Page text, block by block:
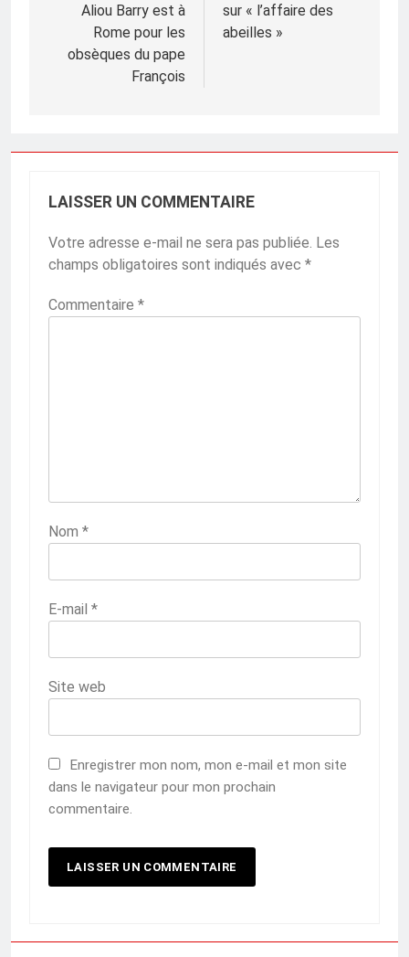
Aliou Barry est à
Rome pour les
obsèques du pape
François
sur « l’affaire des
abeilles »
LAISSER UN COMMENTAIRE
Votre adresse e-mail ne sera pas publiée. Les
champs obligatoires sont indiqués avec *
Commentaire *
Nom *
E-mail *
Site web
Enregistrer mon nom, mon e-mail et mon site
dans le navigateur pour mon prochain
commentaire.